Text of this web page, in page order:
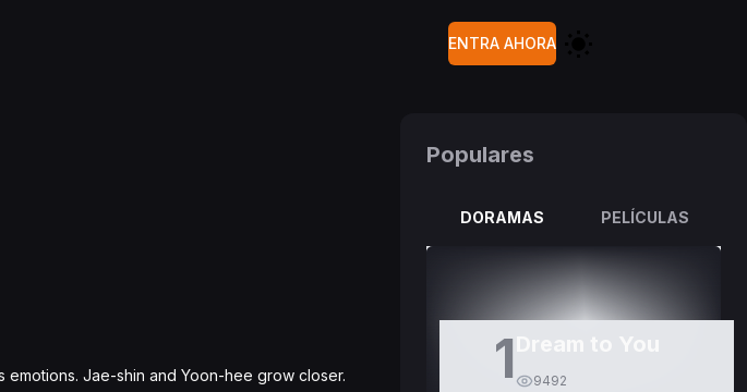
ENTRA AHORA
Jae-shin and Yoon-hee grow closer.
Populares
DORAMAS PELÍCULAS
1 9492